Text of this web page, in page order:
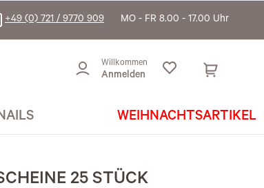
+49 (0) 721 / 9770 909 MO - FR 8.00 - 17.00 Uhr
Willkommen
Anmelden
WEIHNACHTSARTIKEL
25 STÜCK